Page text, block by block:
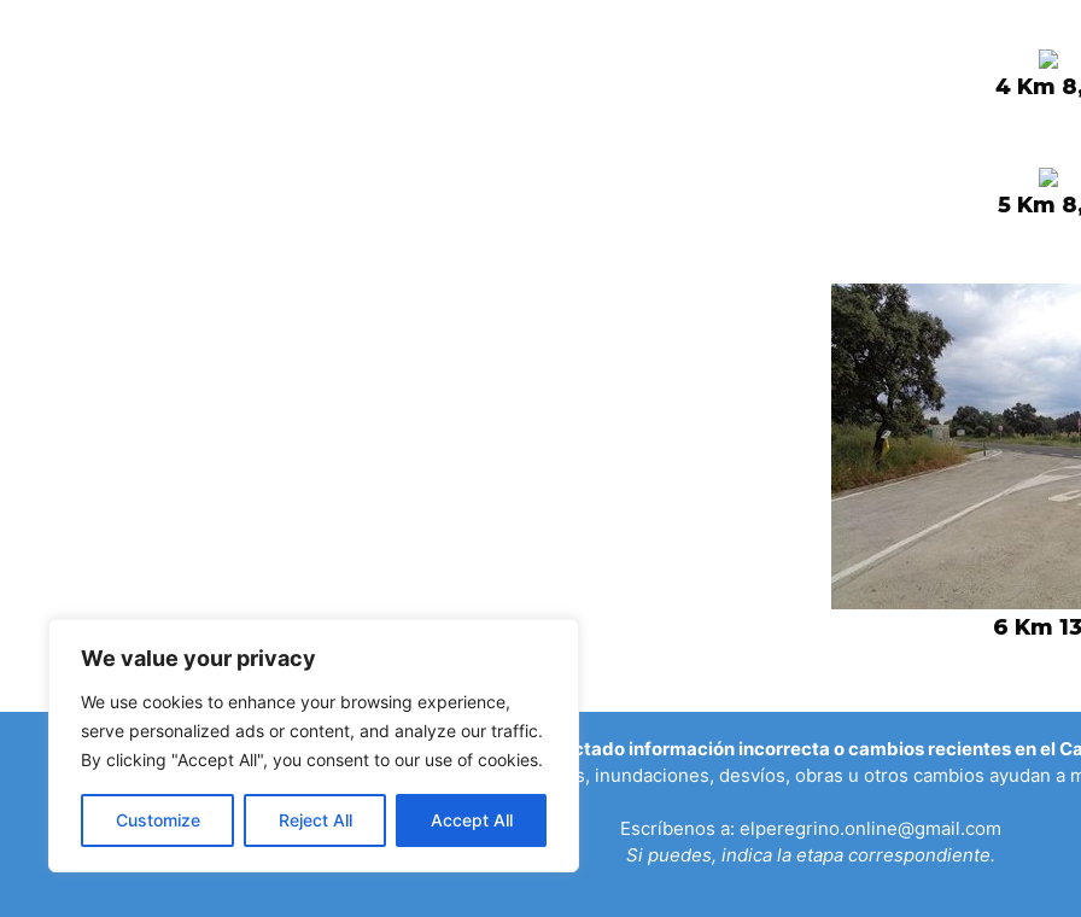
We value your privacy
We use cookies to enhance your browsing experience,
serve personalized ads or content, and analyze our traffic.
By clicking "Accept All", you consent to our use of cookies.
Customize Reject All Accept All
4 Km
5 Km
6 Km
¿Has detectado información incorrecta o cambios recientes en el
Avisos sobre albergues cerrados, inundaciones, desvíos, obras u otros cambios ayudan a
Escríbenos a: elperegrino.online@gmail.com
Si puedes, indica la etapa correspondiente.